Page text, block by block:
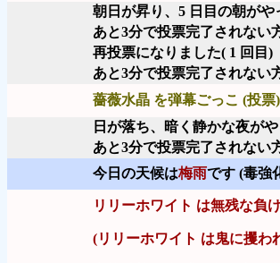
朝日が昇り、5 日目の朝がや
あと3分で投票完了されない
再投票になりました( 1 回目)
あと3分で投票完了されない
薔薇水晶 を弾幕ごっこ (投
日が落ち、暗く静かな夜が
あと3分で投票完了されない
今日の天候は梅雨です (毒強
リリーホワイト は無残な負
(リリーホワイト は鬼に攫わ